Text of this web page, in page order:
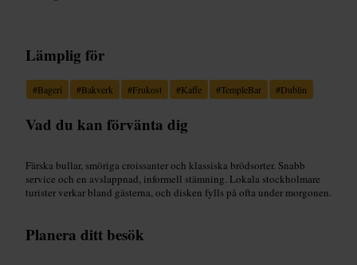
Lämplig för
#Bageri #Bakverk #Frukost #Kaffe #TempleBar #Dublin
Vad du kan förvänta dig
Färska bullar, smöriga croissanter och klassiska brödsorter. Snabb
service och en avslappnad, informell stämning. Lokala stockholmare
turister verkar bland gästerna, och disken fylls på ofta under morgonen.
Planera ditt besök